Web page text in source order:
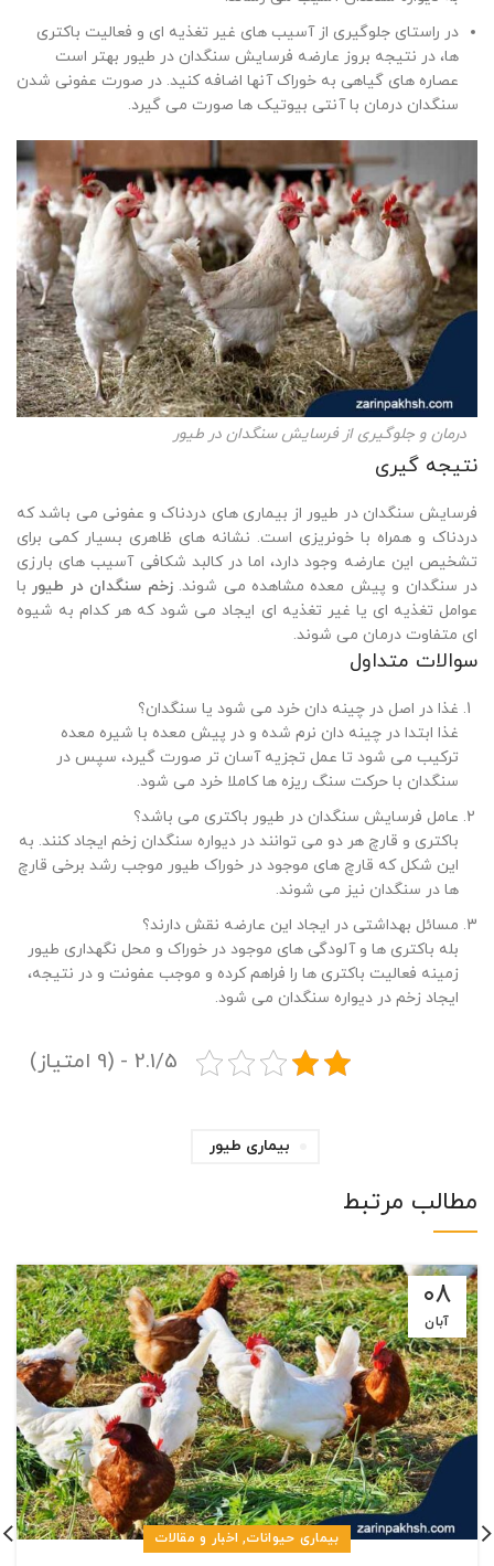
در راستای جلوگیری از آسیب های غیر تغذیه ای و فعالیت باکتری
ها، در نتیجه بروز عارضه فرسایش سنگدان در طیور بهتر است
عصاره های گیاهی به خوراک آنها اضافه کنید. در صورت عفونی شدن
سنگدان درمان با آنتی بیوتیک ها صورت می گیرد.
درمان و جلوگیری از فرسایش سنگدان در طیور
نتیجه گیری
فرسایش سنگدان در طیور از بیماری های دردناک و عفونی می باشد که
دردناک و همراه با خونریزی است. نشانه های ظاهری بسیار کمی برای
تشخیص این عارضه وجود دارد، اما در کالبد شکافی آسیب های بارزی
در سنگدان و پیش معده مشاهده می شوند.زخم سنگدان در طیور با
عوامل تغذیه ای یا غیر تغذیه ای ایجاد می شود که هر کدام به شیوه
ای متفاوت درمان می شوند.
سوالات متداول
غذا در اصل در چینه دان خرد می شود یا سنگدان؟
غذا ابتدا در چینه دان نرم شده و در پیش معده با شیره معده
ترکیب می شود تا عمل تجزیه آسان تر صورت گیرد، سپس در
سنگدان با حرکت سنگ ریزه ها کاملا خرد می شود.
عامل فرسایش سنگدان در طیور باکتری می باشد؟
باکتری و قارچ هر دو می توانند در دیواره سنگدان زخم ایجاد کنند. به
این شکل که قارچ های موجود در خوراک طیور موجب رشد برخی قارچ
ها در سنگدان نیز می شوند.
مسائل بهداشتی در ایجاد این عارضه نقش دارند؟
بله باکتری ها و آلودگی های موجود در خوراک و محل نگهداری طیور
زمینه فعالیت باکتری ها را فراهم کرده و موجب عفونت و در نتیجه،
ایجاد زخم در دیواره سنگدان می شود.
2.1/5 - (9 امتیاز)
بیماری طیور
مطالب مرتبط
۰۸
آبان
بیماری حیوانات, اخبار و مقالات